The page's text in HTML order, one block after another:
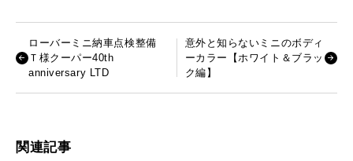
ローバーミニ納車点検整備
Ｔ様クーパー40th
anniversary LTD
意外と知らないミニのボディ
ーカラー【ホワイト＆ブラッ
ク編】
関連記事